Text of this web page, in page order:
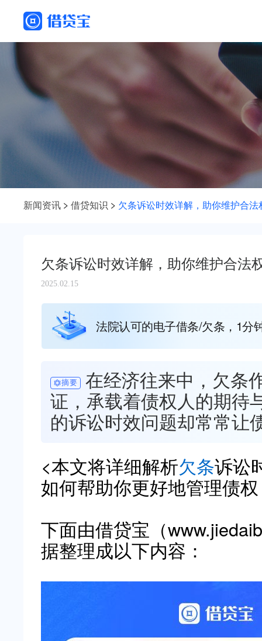
新闻资讯 借贷知识 欠条诉讼时效详解，助你维护合法
欠条诉讼时效详解，助你维护合法
2025.02.15
法院认可的电子借条/欠条，1分
摘要
在经济往来中，欠条
证，承载着债权人的期待
的诉讼时效问题却常常让
<本文将详细解析欠条诉讼
如何帮助你更好地管理债
下面由借贷宝（
据整理成以下内容：